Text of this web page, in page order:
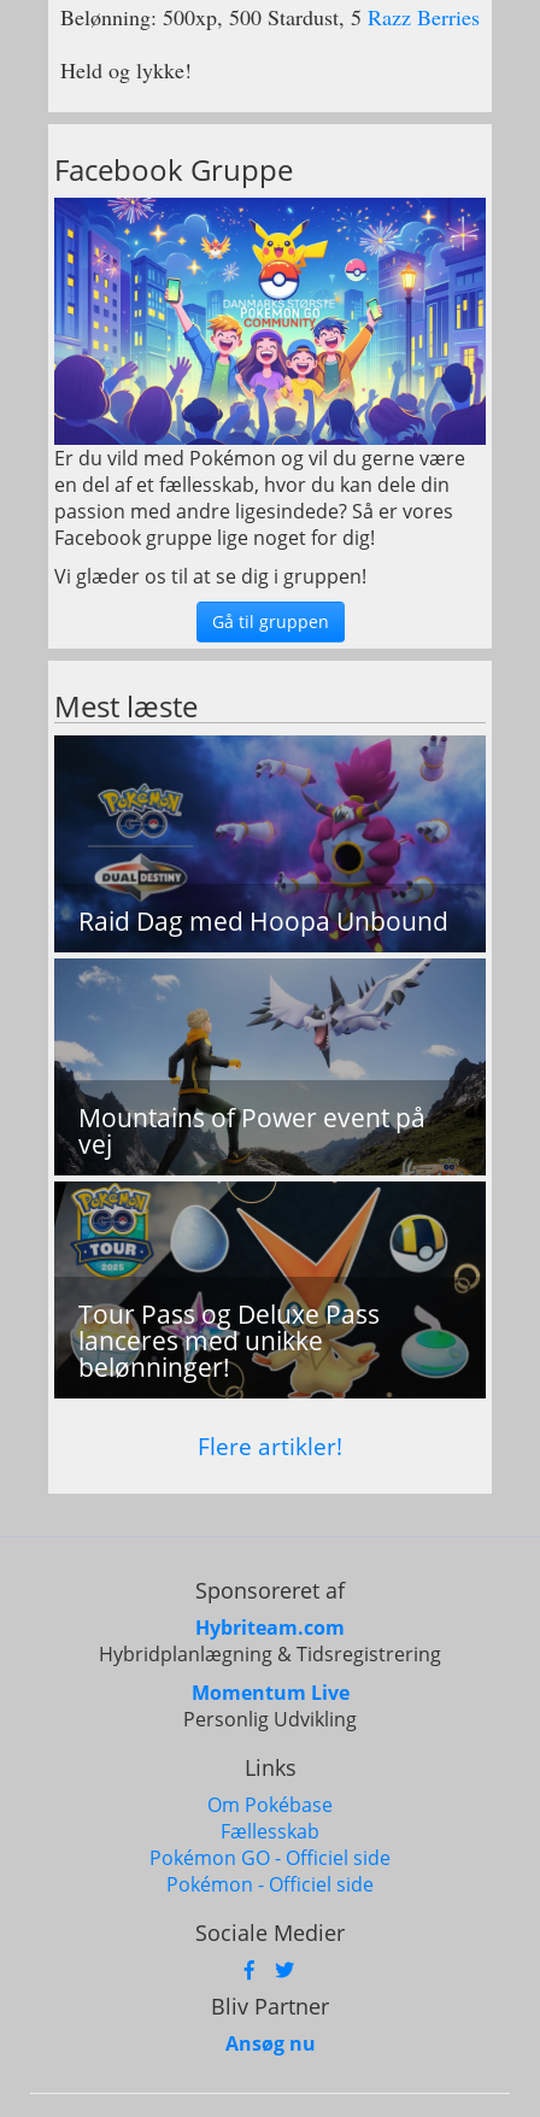
Belønning: 500xp, 500 Stardust, 5 Razz Berries
Held og lykke!
Facebook Gruppe
Er du vild med Pokémon og vil du gerne være
en del af et fællesskab, hvor du kan dele din
passion med andre ligesindede? Så er vores
Facebook gruppe lige noget for dig!
Vi glæder os til at se dig i gruppen!
Gå til gruppen
Mest læste
Raid Dag med Hoopa Unbound
Mountains of Power event på
vej
Tour Pass og Deluxe Pass
lanceres med unikke
belønninger!
Flere artikler!
Sponsoreret af
Hybriteam.com
Hybridplanlægning & Tidsregistrering
Momentum Live
Personlig Udvikling
Links
Om Pokébase
Fællesskab
Pokémon GO - Officiel side
Pokémon - Officiel side
Sociale Medier
Bliv Partner
Ansøg nu